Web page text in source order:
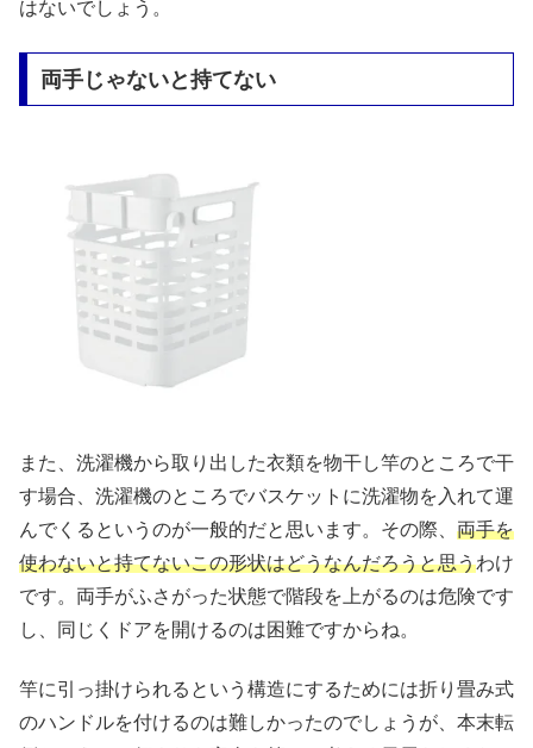
はないでしょう。
両手じゃないと持てない
また、洗濯機から取り出した衣類を物干し竿のところで干
す場合、洗濯機のところでバスケットに洗濯物を入れて運
んでくるというのが一般的だと思います。その際、 両手を
使わないと持てないこの形状はどうなんだろうと思うわけ
です。両手がふさがった状態で階段を上がるのは危険です
し、同じくドアを開けるのは困難ですからね。
竿に引っ掛けられるという構造にするためには折り畳み式
のハンドルを付けるのは難しかったのでしょうが、本末転